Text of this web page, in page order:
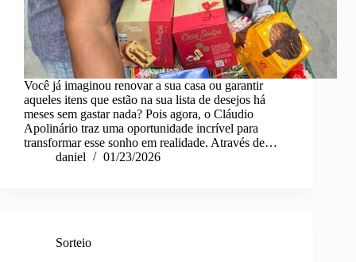
Você já imaginou renovar a sua casa ou garantir
aqueles itens que estão na sua lista de desejos há
meses sem gastar nada? Pois agora, o Cláudio
Apolinário traz uma oportunidade incrível para
transformar esse sonho em realidade. Através de…
daniel
01/23/2026
Sorteio